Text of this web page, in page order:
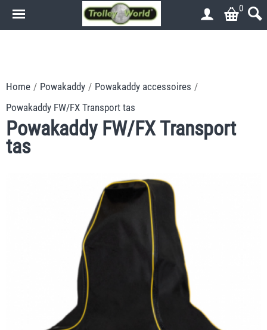
0
Home / Powakaddy / Powakaddy accessoires /
Powakaddy FW/FX Transport tas
Powakaddy FW/FX Transport
tas